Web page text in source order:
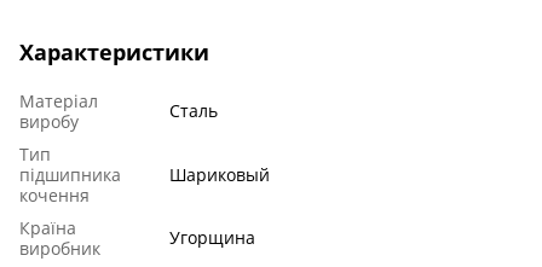
Характеристики
Матеріал
виробу
Сталь
Тип
підшипника
кочення
Шариковый
Країна
виробник
Угорщина